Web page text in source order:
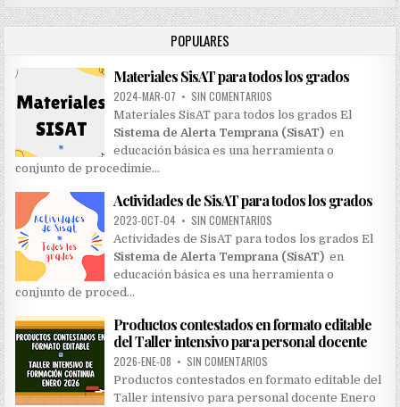
h
o
r
:
POPULARES
Materiales SisAT para todos los grados
2024-MAR-07 • SIN COMENTARIOS
Materiales SisAT para todos los grados El
Sistema de Alerta Temprana (SisAT) en
educación básica es una herramienta o
conjunto de procedimie…
Actividades de SisAT para todos los grados
2023-OCT-04 • SIN COMENTARIOS
Actividades de SisAT para todos los grados El
Sistema de Alerta Temprana (SisAT) en
educación básica es una herramienta o
conjunto de proced…
Productos contestados en formato editable
del Taller intensivo para personal docente
2026-ENE-08 • SIN COMENTARIOS
Productos contestados en formato editable del
Taller intensivo para personal docente Enero